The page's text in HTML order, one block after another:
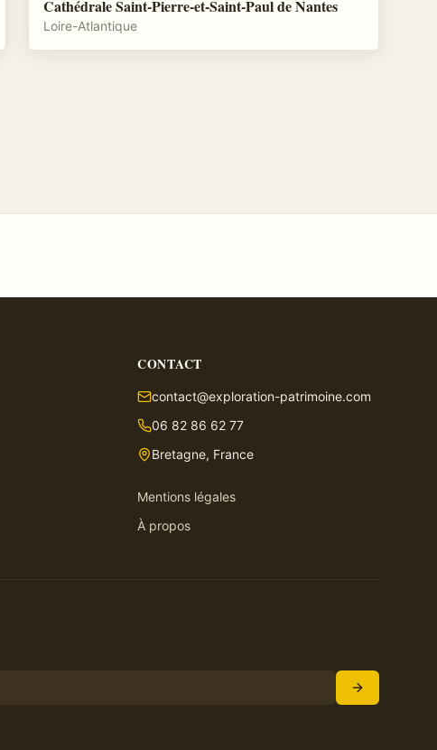
Cathédrale Saint-Pierre-et-Saint-Paul de Nantes
Loire-Atlantique
CONTACT
contact@exploration-patrimoine.com
06 82 86 62 77
Bretagne, France
Mentions légales
À propos